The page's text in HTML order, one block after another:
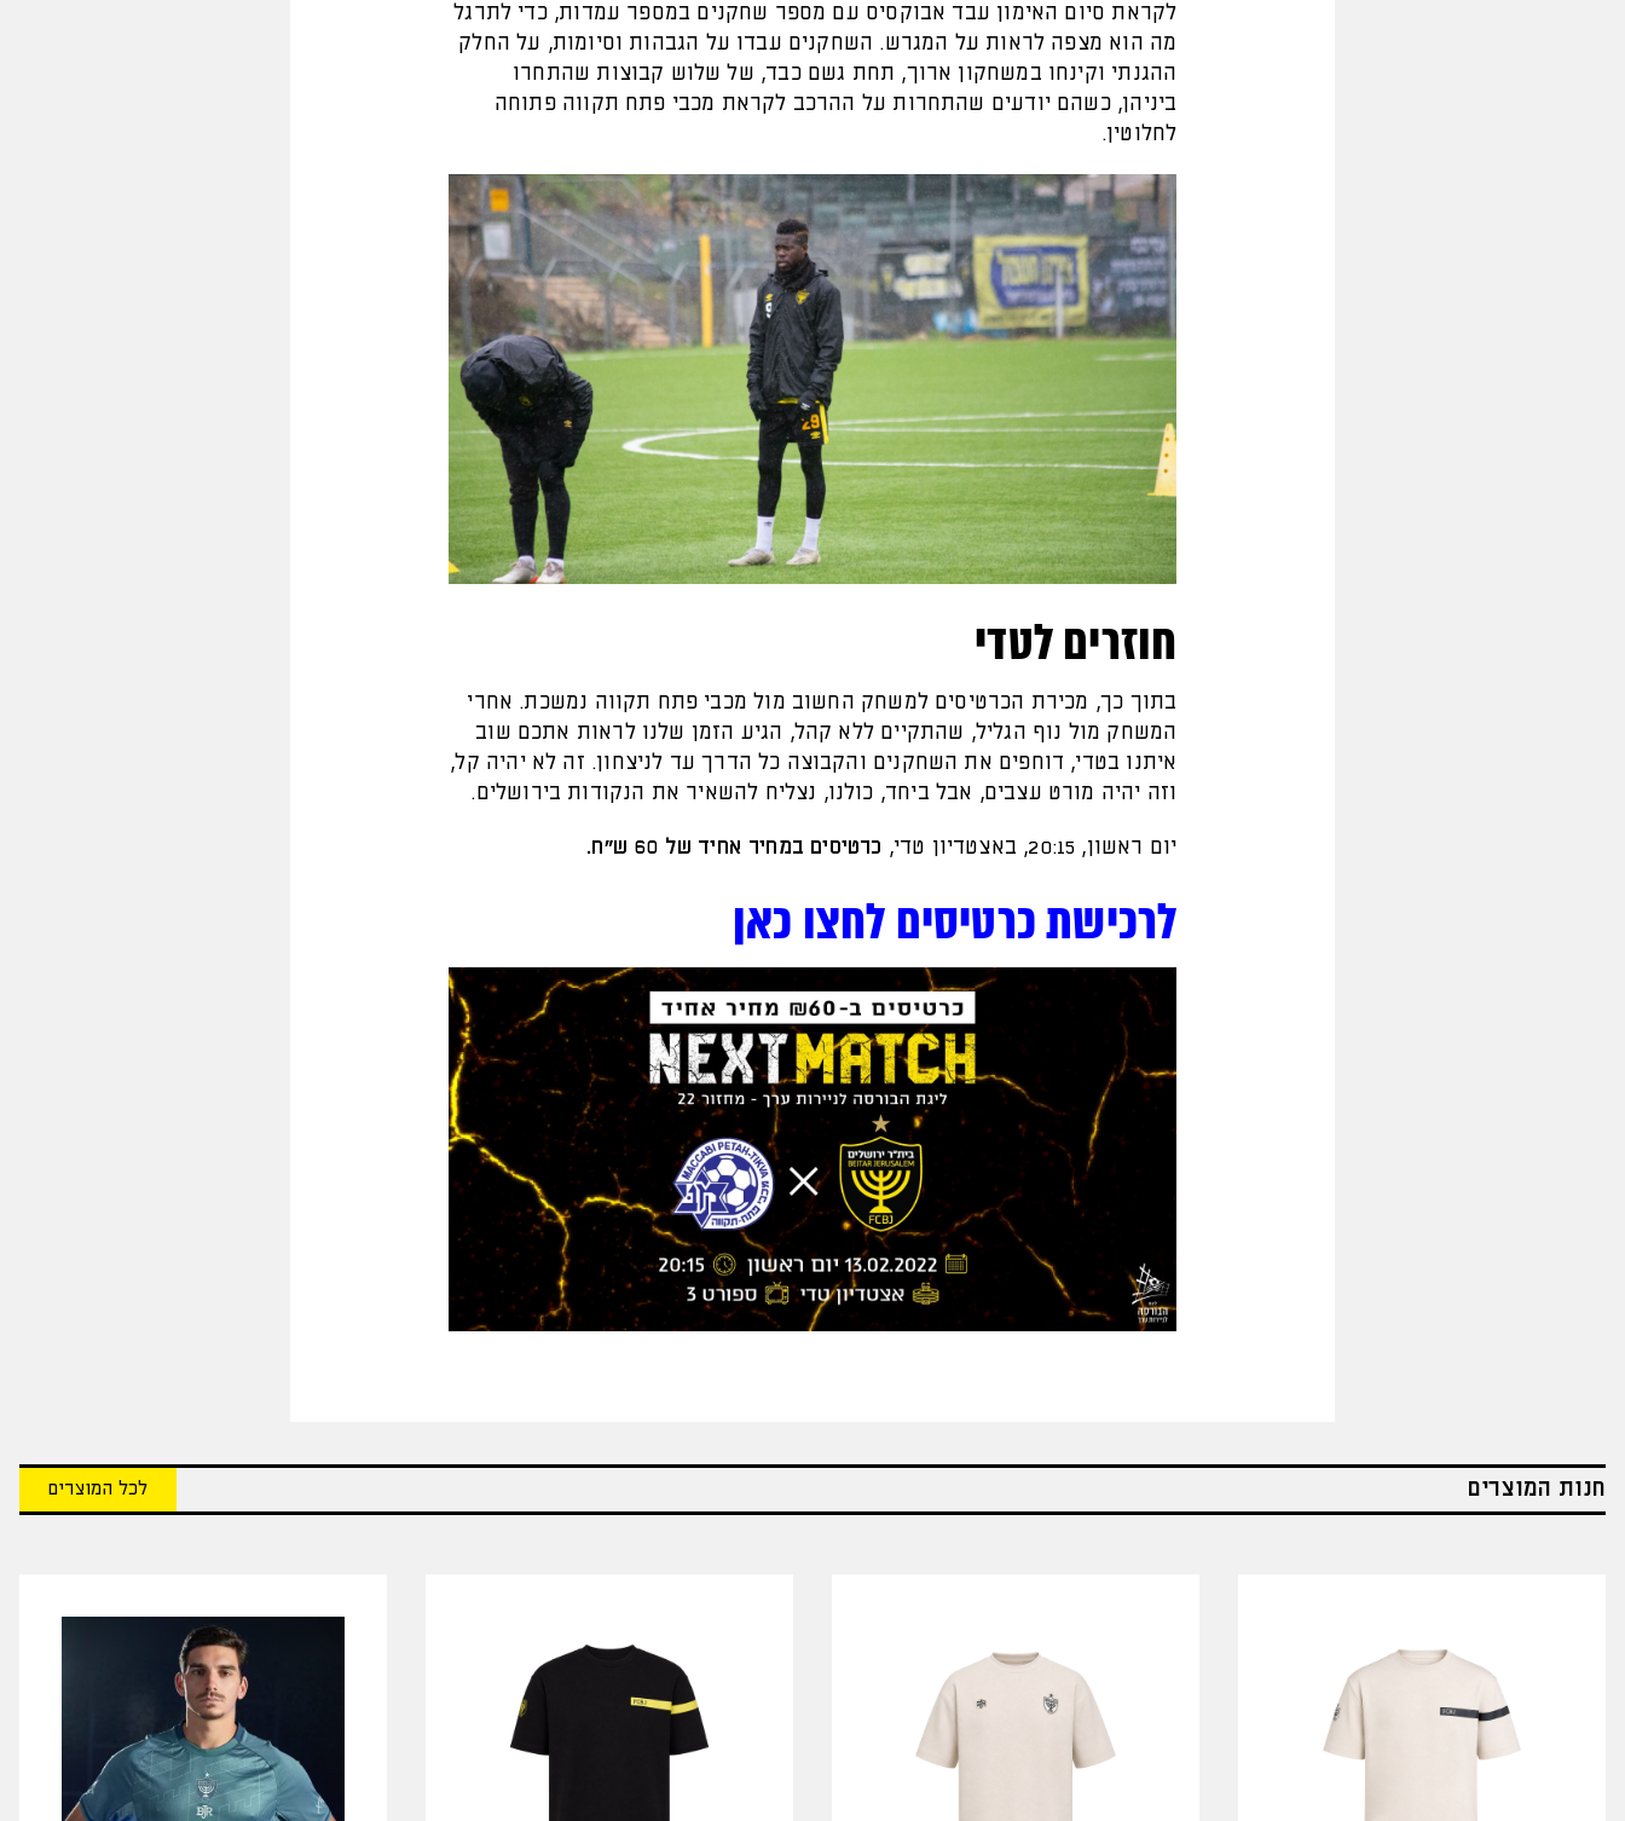
לקראת סיום האימון עבד אבוקסיס עם מספר שחקנים במספר עמדות, כדי לתרגל
מה הוא מצפה לראות על המגרש. השחקנים עבדו על הגבהות וסיומות, על החלק
ההגנתי וקינחו במשחקון ארוך, תחת גשם כבד, של שלוש קבוצות שהתחרו
ביניהן, כשהם יודעים שהתחרות על ההרכב לקראת מכבי פתח תקווה פתוחה
לחלוטין.
חוזרים לטדי
בתוך כך, מכירת הכרטיסים למשחק החשוב מול מכבי פתח תקווה נמשכת. אחרי
המשחק מול נוף הגליל, שהתקיים ללא קהל, הגיע הזמן שלנו לראות אתכם שוב
איתנו בטדי, דוחפים את השחקנים והקבוצה כל הדרך עד לניצחון. זה לא יהיה קל,
וזה יהיה מורט עצבים, אבל ביחד, כולנו, נצליח להשאיר את הנקודות בירושלים.
יום ראשון, 20:15, באצטדיון טדי, כרטיסים במחיר אחיד של 60 ש״ח.
לרכישת כרטיסים לחצו כאן
חנות המוצרים לכל המוצרים